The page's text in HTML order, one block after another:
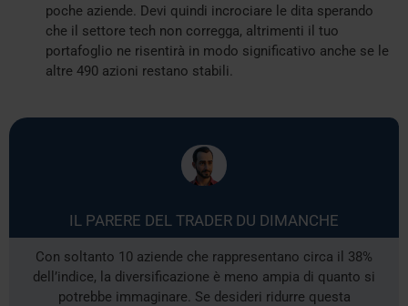
poche aziende. Devi quindi incrociare le dita sperando
che il settore tech non corregga, altrimenti il tuo
portafoglio ne risentirà in modo significativo anche se le
altre 490 azioni restano stabili.
IL PARERE DEL TRADER DU DIMANCHE
Con soltanto 10 aziende che rappresentano circa il 38%
dell’indice, la diversificazione è meno ampia di quanto si
potrebbe immaginare. Se desideri ridurre questa